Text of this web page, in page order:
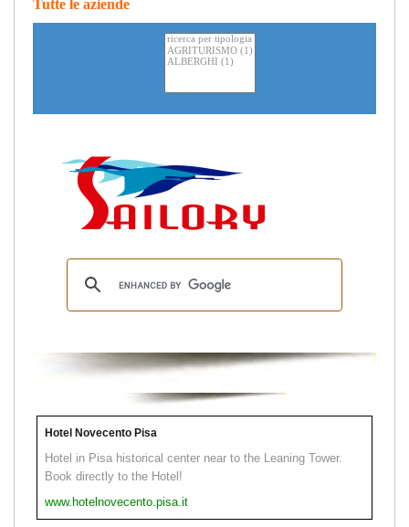
Tutte le aziende
Hotel Novecento Pisa
Hotel in Pisa historical center near to the Leaning Tower.
Book directly to the Hotel!
www.hotelnovecento.pisa.it